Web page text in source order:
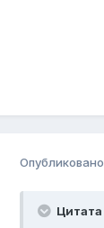
Опубликовано
Цитата